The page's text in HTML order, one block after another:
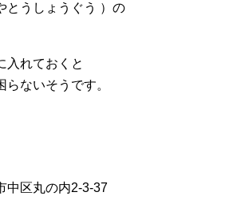
とうしょうぐう ）の
入れておくと
らないそうです。
中区丸の内2-3-37